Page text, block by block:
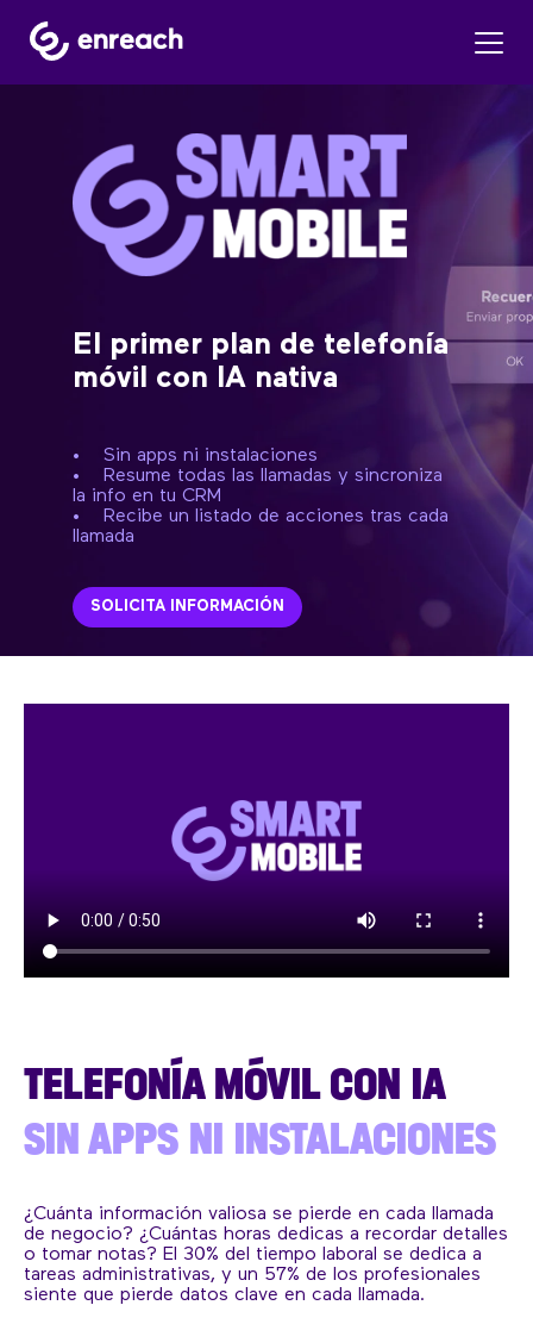
El primer plan de telefonía
móvil con IA nativa
• Sin apps ni instalaciones
• Resume todas las llamadas y sincroniza
la info en tu CRM
•
Recibe un listado de acciones tras cada
llamada
SOLICITA INFORMACIÓN
TELEFONÍA MÓVIL CON IA
SIN APPS NI INSTALACIONES
¿Cuánta información valiosa se pierde en cada llamada
de negocio? ¿Cuántas horas dedicas a recordar detalles
o tomar notas? El 30% del tiempo laboral se dedica a
tareas administrativas, y un 57% de los profesionales
siente que pierde datos clave en cada llamada.